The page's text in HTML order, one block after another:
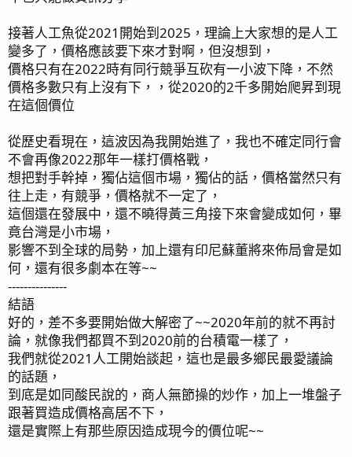
接著人工魚從2021開始到2025，理論上大家想的是人工
變多了，價格應該要下來才對啊，但沒想到，
價格只有在2022時有同行競爭互砍有一小波下降，不然
價格多數只有上沒有下，，從2020的2千多開始爬昇到現
在這個價位
從歷史看現在，這波因為我開始進了，我也不確定同行會
不會再像2022那年一樣打價格戰，
想把對手幹掉，獨佔這個市場，獨佔的話，價格當然只有
往上走，有競爭，價格就不一定了，
這個還在發展中，還不曉得黃三角接下來會變成如何，畢
竟台灣是小市場，
影響不到全球的局勢，加上還有印尼蘇董將來佈局會是如
何，還有很多劇本在等~~
---------------
結語
好的，差不多要開始做大解密了~~2020年前的就不再討
論，就像我們都買不到2020前的台積電一樣了，
我們就從2021人工開始談起，這也是最多鄉民最愛議論
的話題，
到底是如同酸民說的，商人無節操的炒作，加上一堆盤子
跟著買造成價格高居不下，
還是實際上有那些原因造成現今的價位呢~~